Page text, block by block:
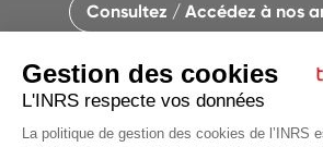
CONTACTEZ LA
Consultez / Accédez à nos